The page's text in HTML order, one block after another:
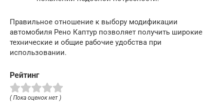
Правильное отношение к выбору модификации
автомобиля Рено Каптур позволяет получить широкие
технические и общие рабочие удобства при
использовании.
Рейтинг
( Пока оценок нет )